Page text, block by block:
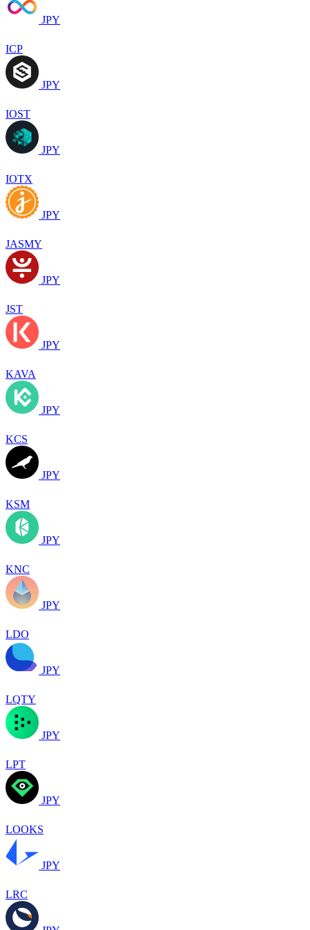
JPY
ICP
JPY
IOST
JPY
IOTX
JPY
JASMY
JPY
JST
JPY
KAVA
JPY
KCS
JPY
KSM
JPY
KNC
JPY
LDO
JPY
LQTY
JPY
LPT
JPY
LOOKS
JPY
LRC